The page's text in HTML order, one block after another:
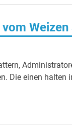
Die einen halten